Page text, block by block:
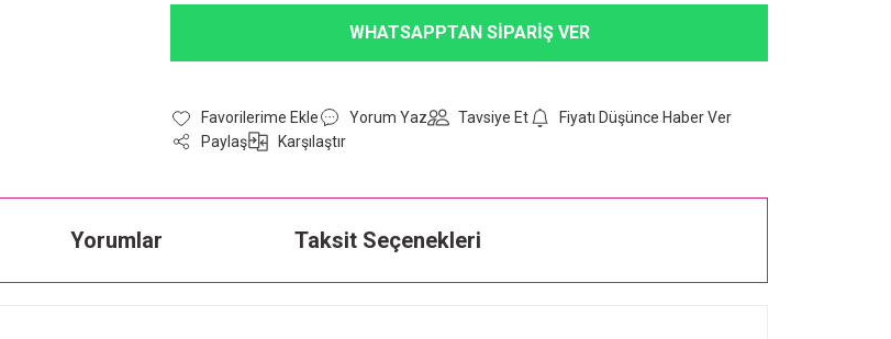
WHATSAPPTAN SİPARİŞ VER
Yorum Yaz Tavsiye Et
Fiyatı Düşünce Haber Ver
Paylaş
Karşılaştır
Yorumlar Taksit Seçenekleri